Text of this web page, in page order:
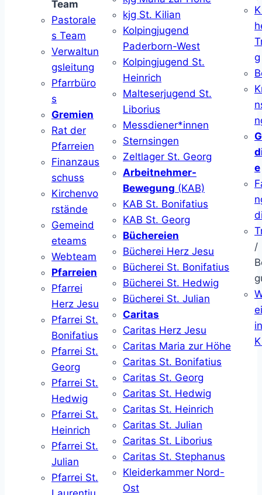
Team
Pastorale
s Team
Verwaltun
gsleitung
Pfarrbüro
s
Gremien
Rat der
Pfarreien
Finanzaus
schuss
Kirchenvo
rstände
Gemeind
eteams
Webteam
Pfarreien
Pfarrei
Herz Jesu
Pfarrei St.
Bonifatius
Pfarrei St.
Georg
Pfarrei St.
Hedwig
Pfarrei St.
Heinrich
Pfarrei St.
Julian
Pfarrei St.
kjg St. Kilian
Kolpingjugend
Paderborn-West
Kolpingjugend St.
Heinrich
Malteserjugend St.
Liborius
Messdiener*innen
Sternsingen
Zeltlager St. Georg
Arbeitnehmer-
Bewegung (KAB)
KAB St. Bonifatius
KAB St. Georg
Büchereien
Bücherei Herz Jesu
Bücherei St. Bonifatius
Bücherei St. Hedwig
Bücherei St. Julian
Caritas
Caritas Herz Jesu
Caritas Maria zur Höhe
Caritas St. Bonifatius
Caritas St. Georg
Caritas St. Hedwig
Caritas St. Heinrich
Caritas St. Julian
Caritas St. Liborius
Caritas St. Stephanus
Kleiderkammer Nord-
Ost
g
e
/